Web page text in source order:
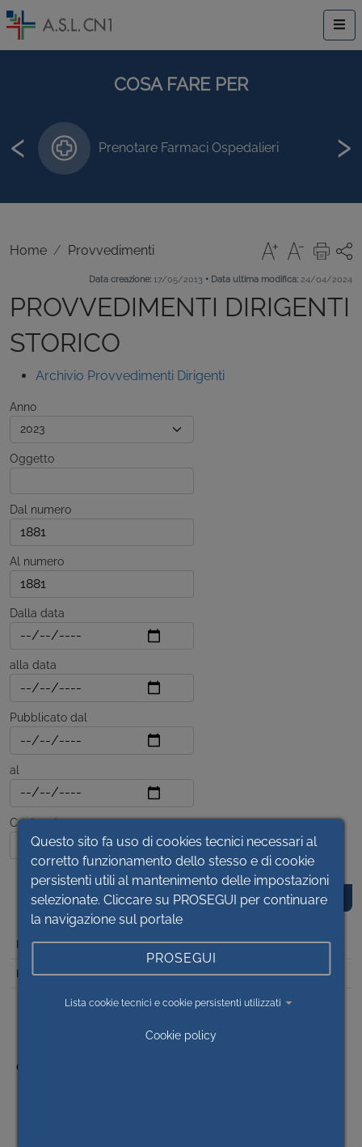
COSA FARE PER
Prenotare Farmaci Ospedalieri
‹ ›
Home Provvedimenti
Data creazione: 17/05/2013 • Data ultima modifica: 24/04/2024
PROVVEDIMENTI DIRIGENTI
STORICO
Archivio Provvedimenti Dirigenti
Anno
Oggetto
Dal numero
Al numero
Dalla data
alla data
Pubblicato dal
al
Contenuto
DET
2023/1881
OP2022/18 RIFUNZIONALIZZAZIONE REPARTO DIALISI
(PALAZZINA INAUDI) - AUTORIZZAZIONE A CONTRARRE E
AFFIDAMENTO SERVIZIO DI INGEGNERIA PER VERIFICA
Questo sito fa uso di cookies tecnici necessari al
corretto funzionamento dello stesso e di cookie
persistenti utili al mantenimento delle impostazioni
selezionate. Cliccare su PROSEGUI per continuare
la navigazione sul portale
PROSEGUI
Lista cookie tecnici e cookie persistenti utilizzati
Cookie policy